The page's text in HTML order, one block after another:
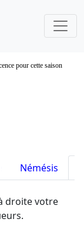
pour cette saison
Némésis
droite votre